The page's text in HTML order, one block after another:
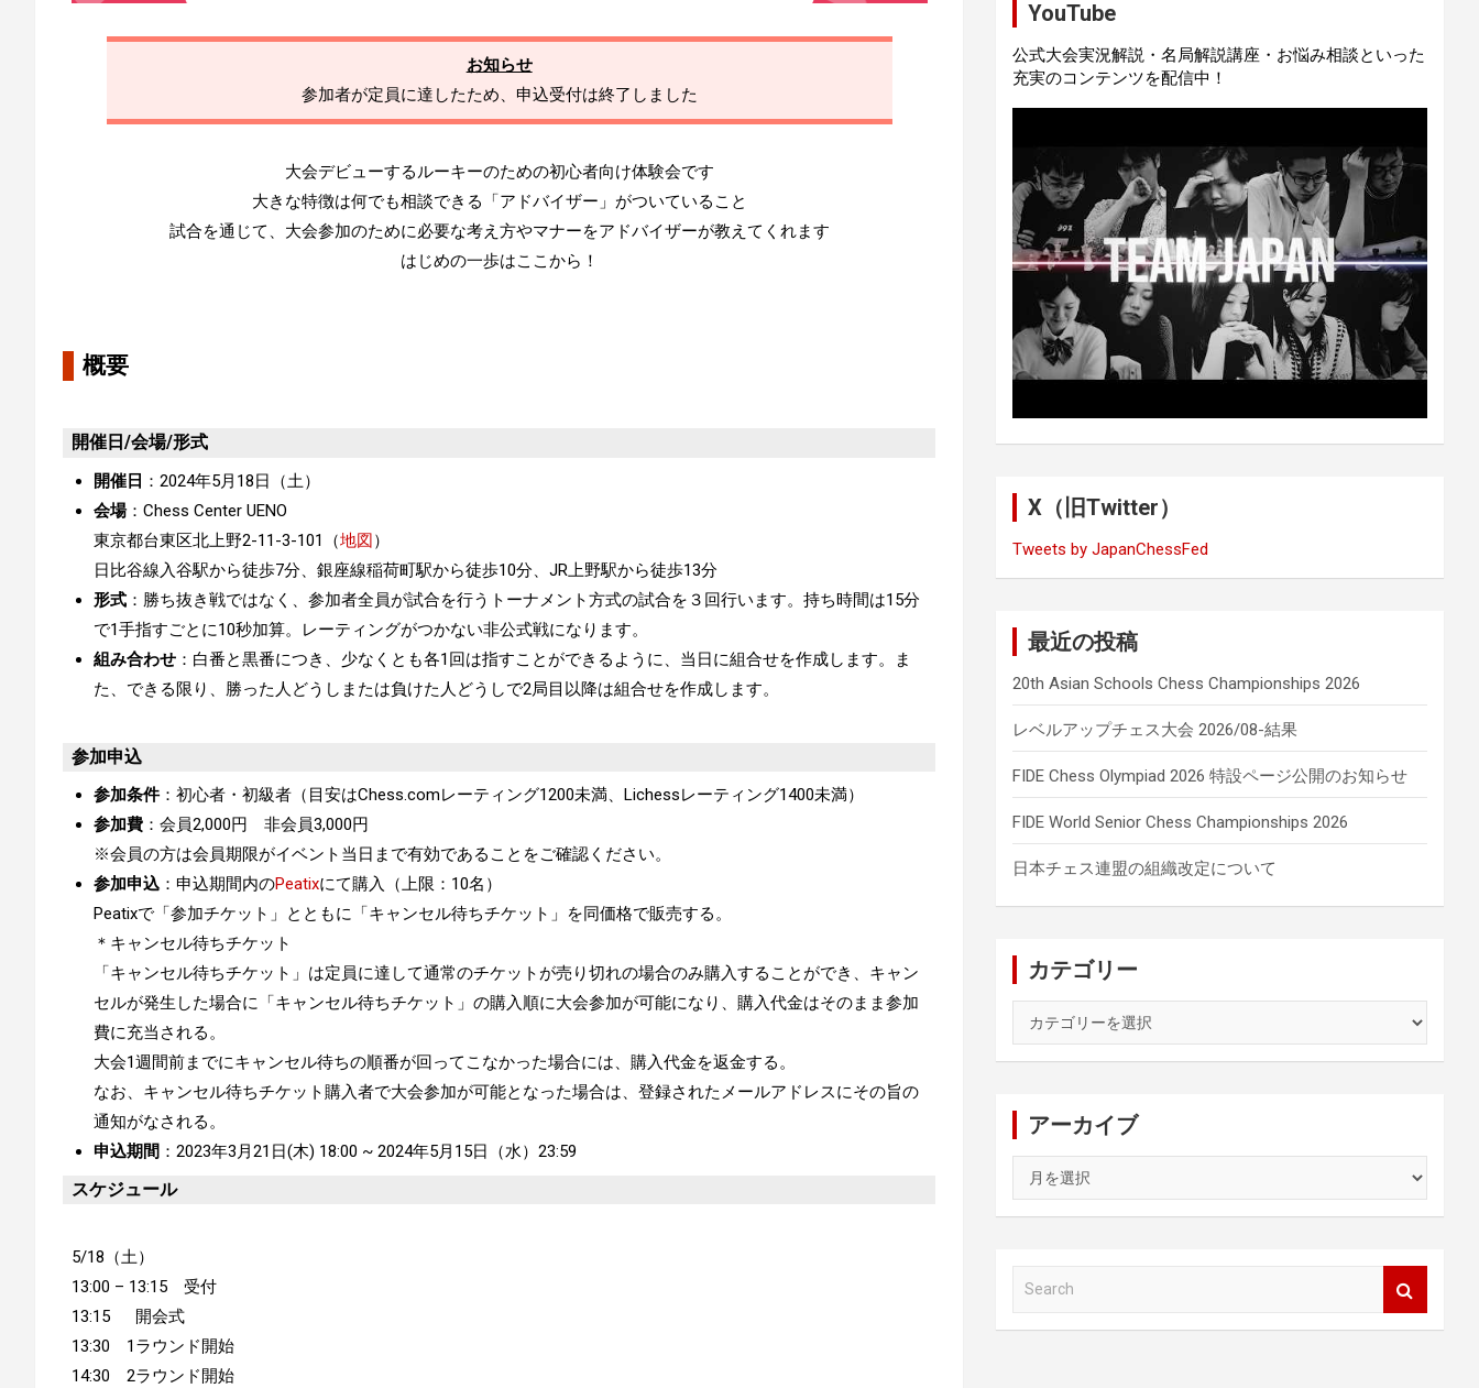
お知らせ
参加者が定員に達したため、申込受付は終了しました
大会デビューするルーキーのための初心者向け体験会です
大きな特徴は何でも相談できる「アドバイザー」がついていること
試合を通じて、大会参加のために必要な考え方やマナーをアドバイザーが教えてくれます
はじめの一歩はここから ！
概要
開催日/会場/形式
開催日 ：2024年5月18日（土）
会場：Chess Center UENO
東京都台東区北上野2-11-3-101（地図）
日比谷線入谷駅から徒歩7分、銀座線稲荷町駅から徒歩10分、JR上野駅から徒歩13分
形式 ： 勝ち抜き戦ではなく、参加者全員が試合を行うトーナメント方式の試合を３回行います。持ち時間は15分
で1手指すごとに10秒加算。レーティングがつかない非公式戦になります。
組み合わせ ：白番と黒番につき、少なくとも各1回は指すことができるように、当日に組合せを作成します。ま
た、できる限り、勝った人どうしまたは負けた人どうしで2局目以降は組合せを作成します。
参加申込
参加条件：初心者・初級者（目安はChess.comレーティング1200未満、Lichessレーティング1400未満）
参加費 ：会員2,000円 非会員3,000円
※会員の方は会員期限がイベント当日まで有効であることをご確認ください。
参加申込 ：申込期間内のPeatixにて購入（上限：10名）
Peatixで「参加チケット」とともに「キャンセル待ちチケット」を同価格で販売する。
＊キャンセル待ちチケット
「キャンセル待ちチケット」は定員に達して通常のチケットが売り切れの場合のみ購入することができ、キャン
セルが発生した場合に「キャンセル待ちチケット」の購入順に大会参加が可能になり、購入代金はそのまま参加
費に充当される。
大会1週間前までにキャンセル待ちの順番が回ってこなかった場合には、購入代金を返金する。
なお、キャンセル待ちチケット購入者で大会参加が可能となった場合は、登録されたメールアドレスにその旨の
通知がなされる。
申込期間 ：2023年3月21日(木) 18:00 ~ 2024年5月15日（水）23:59
スケジュール
5/18（土）
13:00 – 13:15 受付
13:15 開会式
13:30 1ラウンド開始
14:30 2ラウンド開始
YouTube
公式大会実況解説・名局解説講座・お悩み相談といった
充実のコンテンツを配信中！
X（旧Twitter）
Tweets by JapanChessFed
最近の投稿
20th Asian Schools Chess Championships 2026
レベルアップチェス大会 2026/08-結果
FIDE Chess Olympiad 2026 特設ページ公開のお知らせ
FIDE World Senior Chess Championships 2026
日本チェス連盟の組織改定について
カテゴリー
ゴ
アーカイブ
カ